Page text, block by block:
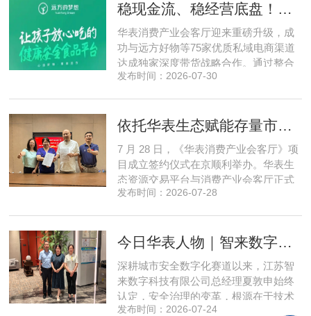
源同步联动，以沉浸式实景打卡、全流
式，全方位拆解新疆优质驼奶
稳现金流、稳经营底盘！华表消费产业会客厅携手75家头部私域电商渠道赋能地产存量空间，打造消费产业新基建
华表消费产业会客厅迎来重磅升级，成
功与远方好物等75家优质私域电商渠道
达成独家深度带货战略合作。通过整合
全网顶尖私域资源，项目搭建起全国性
矩阵，核心竞争力与行业影响力实现跨
实体经济长效发展注入全新动能
发布时间：2026-07-30
依托华表生态赋能存量市场《华表消费产业会客厅》项目签约落地
7 月 28 日，《华表消费产业会客厅》项
目成立签约仪式在京顺利举办。华表生
态资源交易平台与消费产业会客厅正式
签署合作协议，标志着立足华表生态资
源交易平台董事长吴海花，消费产业会
资管理有限公司总经理孙燕南
发布时间：2026-07-28
今日华表人物｜智来数字总经理夏敦申：探寻城市风险 AI 防控创新之路
深耕城市安全数字化赛道以来，江苏智
来数字科技有限公司总经理夏敦申始终
认定，安全治理的变革，根源在于技术
模式的革新。在他看来，智慧消防不只
发布时间：2026-07-24